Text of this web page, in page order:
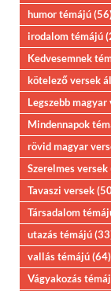
humor témájú
irodalom témájú
Kedvesemnek
kötelező versek
Legszebb magyar
Mindennapok
rövid magyar
Szerelmes versek
Tavaszi versek
Társadalom
utazás témájú
vallás témájú(64)
Vágyakozás